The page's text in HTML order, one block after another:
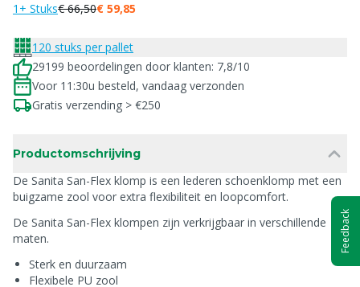
1+ Stuks€ 66,50€ 59,85
120 stuks per pallet
29199 beoordelingen door klanten: 7,8/10
Voor 11:30u besteld, vandaag verzonden
Gratis verzending > €250
Productomschrijving
De Sanita San-Flex klomp is een lederen schoenklomp met een
buigzame zool voor extra flexibiliteit en loopcomfort.
De Sanita San-Flex klompen zijn verkrijgbaar in verschillende
maten.
Sterk en duurzaam
Flexibele PU zool
Feedback